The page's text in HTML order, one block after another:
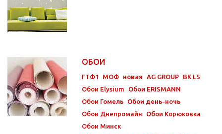
ОБОИ
ГТФ1 МОФ новая AG GROUP
BK LS
Обои Elysium
Обои ERISMANN
Обои Гомель
Обои день-ночь
Обои Днепромайн
Обои Корюковка
Обои Минск